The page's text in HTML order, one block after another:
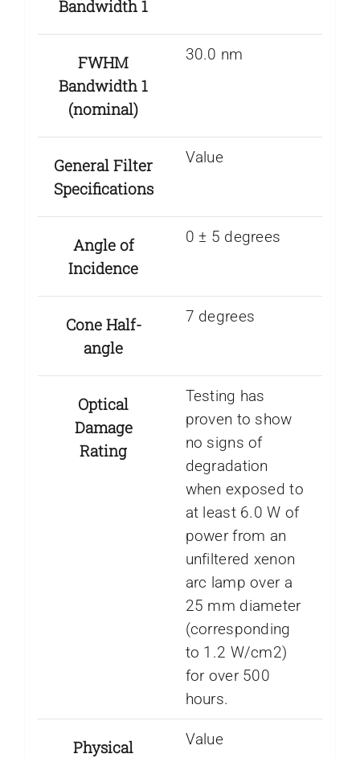
Bandwidth 1
FWHM
Bandwidth 1
(nominal)
30.0 nm
General Filter
Specifications
Value
Angle of
Incidence
0 ± 5 degrees
Cone Half-
angle
7 degrees
Optical
Damage
Rating
Testing has
proven to show
no signs of
degradation
when exposed to
at least 6.0 W of
power from an
unfiltered xenon
arc lamp over a
25 mm diameter
(corresponding
to 1.2 W/cm2)
for over 500
hours.
Physical
Value